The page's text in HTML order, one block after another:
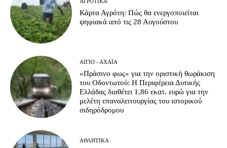
ΑΓΡΟΤΙΚΆ
Κάρτα Αγρότη: Πώς θα ενεργοποιείται
ψηφιακά από τις 28 Αυγούστου
ΑΊΓΙΟ - ΑΧΑΪ́Α
«Πράσινο φως» για την οριστική θωράκιση
του Οδοντωτού: Η Περιφέρεια Δυτικής
Ελλάδας διαθέτει 1,86 εκατ. ευρώ για την
μελέτη επαναλειτουργίας του ιστορικού
σιδηρόδρομου
ΑΘΛΗΤΙΚΆ